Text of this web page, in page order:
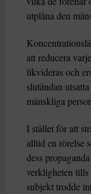
utplåna den
att reducera
likvideras och
slutändan
mänskliga
I stället för att
alltid en rörelse
dess
verkligheten tills
subjekt trodde